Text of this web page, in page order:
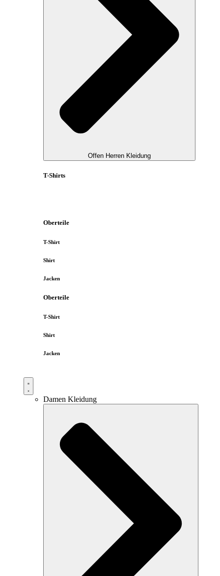
Offen Herren Kleidung
T-Shirts
Oberteile
T-Shirt
Shirt
Jacken
Oberteile
T-Shirt
Shirt
Jacken
Damen Kleidung